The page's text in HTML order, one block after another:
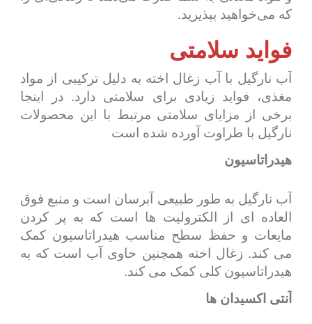
که می‌خواهید بپذیرید.
فواید سلامتی
آب نارگیل با آب زغال اخته به دلیل ترکیبی از مواد
مغذی، فواید زیادی برای سلامتی دارد. در اینجا
برخی از مزایای سلامتی مرتبط با این محصولات
نارگیل با طراوت آورده شده است
هیدراتاسیون
آب نارگیل به طور طبیعی آبرسان است و منبع فوق
العاده ای از الکترولیت ها است که به پر کردن
مایعات و حفظ سطح مناسب هیدراتاسیون کمک
می کند. زغال اخته همچنین حاوی آب است که به
هیدراتاسیون کلی کمک می کند.
آنتی اکسیدان ها